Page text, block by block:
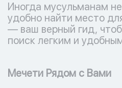
Иногда мусульманам
удобно найти место
— ваш верный гид,
поиск легким и
Мечети Рядом с Вами